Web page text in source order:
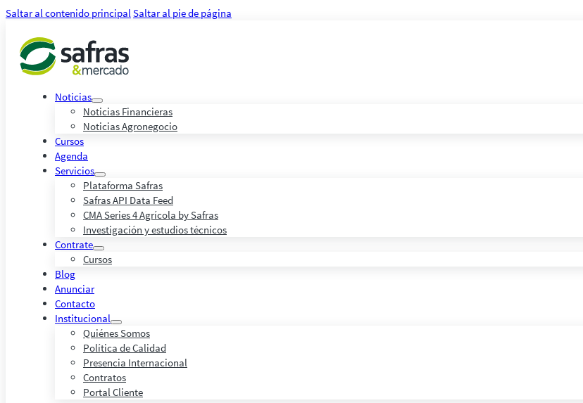
Saltar al contenido principalSaltar al pie de página
Noticias
Noticias Financieras
Noticias Agronegocio
Cursos
Agenda
Servicios
Plataforma Safras
Safras API Data Feed
CMA Series 4 Agrícola by Safras
Investigación y estudios técnicos
Contrate
Cursos
Blog
Anunciar
Contacto
Institucional
Quiénes Somos
Política de Calidad
Presencia Internacional
Contratos
Portal Cliente